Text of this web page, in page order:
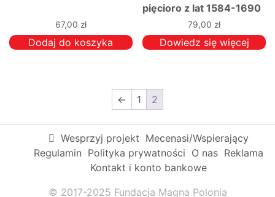
67,00 zł
Dodaj do koszyka
pięcioro z lat 1584-1690
79,00 zł
Dowiedz się więcej
← 1 2
Wesprzyj projekt Mecenasi/Wspierający
Regulamin Polityka prywatności O nas Reklama
Kontakt i konto bankowe
© 2017-2025 Fundacja Magna Polonia